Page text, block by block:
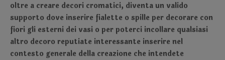
oltre a creare decori cromatici, diventa un valido
supporto dove inserire fialette o spille per decorare con
fiori gli esterni dei vasi o per poterci incollare qualsiasi
altro decoro reputiate interessante inserire nel
contesto generale della creazione che intendete